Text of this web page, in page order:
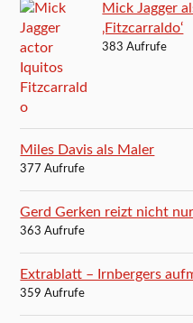
Mick Jagger
‚Fitzcarraldo‘
383 Aufrufe
Miles Davis als Maler
377 Aufrufe
Gerd Gerken reizt nicht
363 Aufrufe
Extrablatt – Irnbergers
359 Aufrufe